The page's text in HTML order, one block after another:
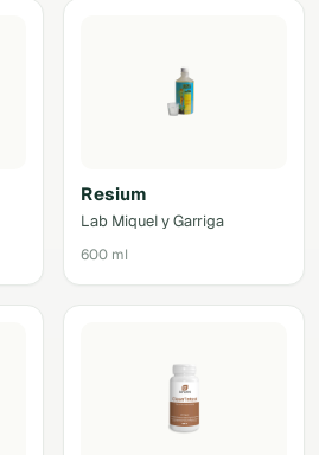
Resium
Lab Miquel y Garriga
600 ml